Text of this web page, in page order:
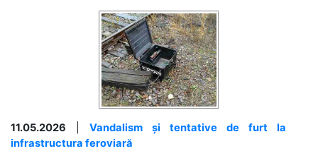
11.05.2026
Vandalism și tentative de furt la
infrastructura feroviară